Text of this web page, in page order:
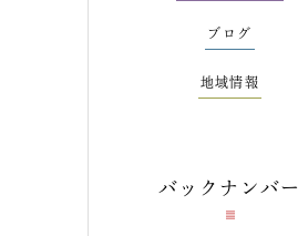
ブログ
地域情報
バックナンバー